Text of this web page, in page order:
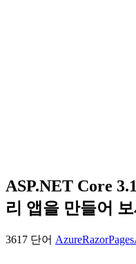
ASP.NET Core
리 앱을 만들어
3617 단어 AzureRazorPages